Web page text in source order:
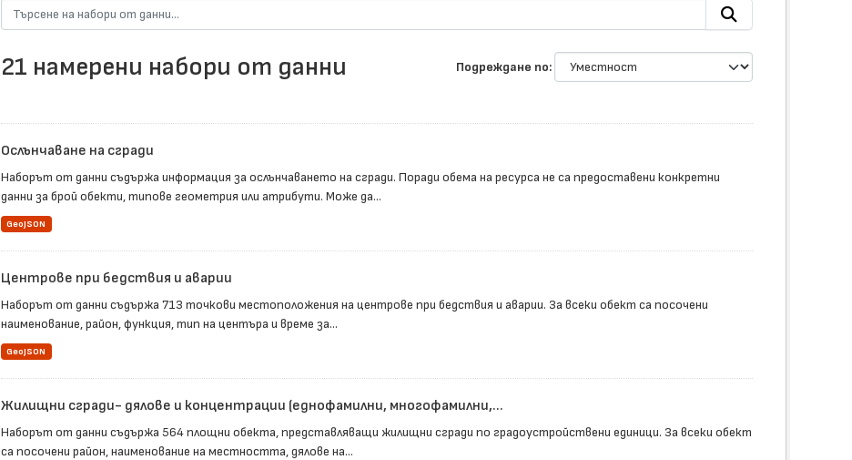
Подреждане по
21 намерени набори от данни
Ослънчаване на сгради
Наборът от данни съдържа информация за ослънчаването на сгради. Поради обема на ресурса не са предоставени конкретни
данни за брой обекти, типове геометрия или атрибути. Може да...
GeoJSON
Центрове при бедствия и аварии
Наборът от данни съдържа 713 точкови местоположения на центрове при бедствия и аварии. За всеки обект са посочени
наименование, район, функция, тип на центъра и време за...
GeoJSON
Жилищни сгради- дялове и концентрации (еднофамилни, многофамилни,...
Наборът от данни съдържа 564 площни обекта, представляващи жилищни сгради по градоустройствени единици. За всеки обект
са посочени район, наименование на местността, дялове на...